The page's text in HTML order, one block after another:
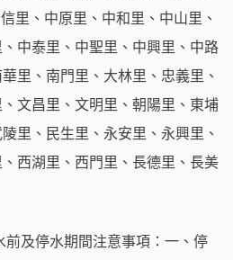
里、中原里、中和里、中山里、
中泰里、中聖里、中興里、中路
里、南門里、大林里、忠義里、
文昌里、文明里、朝陽里、東埔
里、民生里、永安里、永興里、
西湖里、西門里、長德里、長美
及停水期間注意事項：一、停